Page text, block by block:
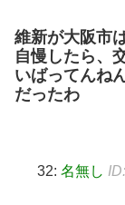
維新が大阪市
自慢したら、
いばってんね
だったわ
32: 名無し